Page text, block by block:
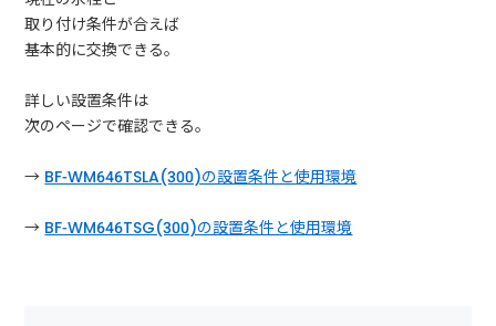
取り付け条件が合えば
基本的に交換できる。
詳しい設置条件は
次のページで確認できる。
→ BF-WM646TSLA(300)の設置条件と使用環境
→ BF-WM646TSG(300)の設置条件と使用環境